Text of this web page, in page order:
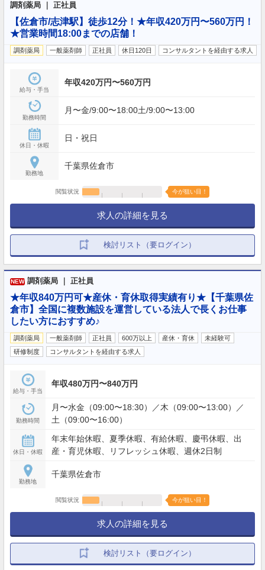
調剤薬局 ｜ 正社員
【佐倉市/志津駅】徒歩12分！★年収420万円〜560万円！
★営業時間18:00までの店舗！
調剤薬局 一般薬剤師 正社員 休日120日 コンサルタントを経由する求人
給与・手当
年収420万円〜560万円
勤務時間
月〜金/9:00〜18:00土/9:00〜13:00
休日・休暇
日・祝日
勤務地
千葉県佐倉市
閲覧状況 今が狙い目！
求人の詳細を見る
検討リスト（要ログイン）
NEW 調剤薬局 ｜ 正社員
★年収840万円可★産休・育休取得実績有り★【千葉県佐
倉市】全国に複数施設を運営している法人で長くお仕事
したい方におすすめ♪
調剤薬局 一般薬剤師 正社員 600万以上 産休・育休
未経験可
研修制度
コンサルタントを経由する求人
給与・手当
年収480万円〜840万円
勤務時間
月〜水金（09:00〜18:30）／木（09:00〜13:00）／
土（09:00〜16:00）
休日・休暇
年末年始休暇、夏季休暇、有給休暇、慶弔休暇、出
産・育児休暇、リフレッシュ休暇、週休2日制
勤務地
千葉県佐倉市
閲覧状況 今が狙い目！
求人の詳細を見る
検討リスト（要ログイン）